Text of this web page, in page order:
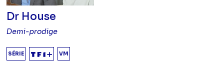
Dr House
Demi-prodige
SÉRIE VM